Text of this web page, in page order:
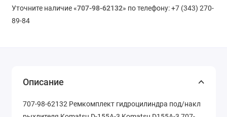
Уточните наличие «707-98-62132» по телефону: +7 (343) 270-
89-84
Описание
707-98-62132 Ремкомплект гидроцилиндра под/накл